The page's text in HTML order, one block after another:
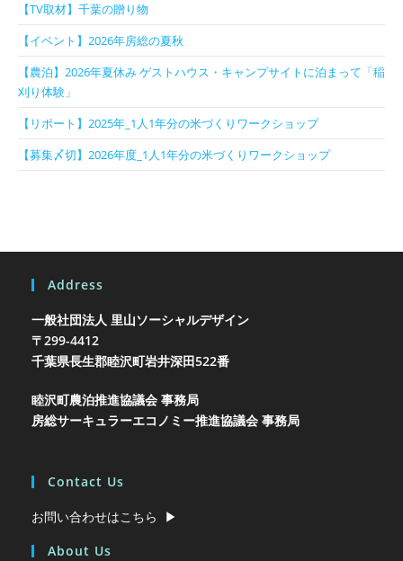
【TV取材】千葉の贈り物
【イベント】2026年房総の夏秋
【農泊】2026年夏休み ゲストハウス・キャンプサイトに泊まって「稲
刈り体験」
【リポート】2025年_1人1年分の米づくりワークショップ
【募集〆切】2026年度_1人1年分の米づくりワークショップ
Address
一般社団法人 里山ソーシャルデザイン
〒299-4412
千葉県長生郡睦沢町岩井深田522番
睦沢町農泊推進協議会 事務局
房総サーキュラーエコノミー推進協議会 事務局
Contact Us
お問い合わせはこちら ▶︎
About Us